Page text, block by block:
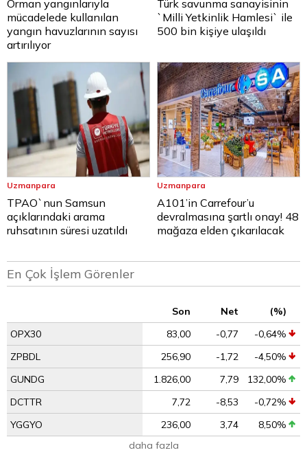
Orman yangınlarıyla
mücadelede kullanılan
yangın havuzlarının sayısı
artırılıyor
Türk savunma sanayisinin
`Milli Yetkinlik Hamlesi` ile
500 bin kişiye ulaşıldı
Uzmanpara
TPAO`nun Samsun
açıklarındaki arama
ruhsatının süresi uzatıldı
Uzmanpara
A101’in Carrefour’u
devralmasına şartlı onay! 48
mağaza elden çıkarılacak
En Çok İşlem Görenler
Son Net
(%)
OPX30
83,00 -0,77
-0,64%
ZPBDL
256,90 -1,72
-4,50%
GUNDG
1.826,00 7,79
132,00%
DCTTR
7,72 -8,53
-0,72%
YGGYO
236,00 3,74
8,50%
daha fazla